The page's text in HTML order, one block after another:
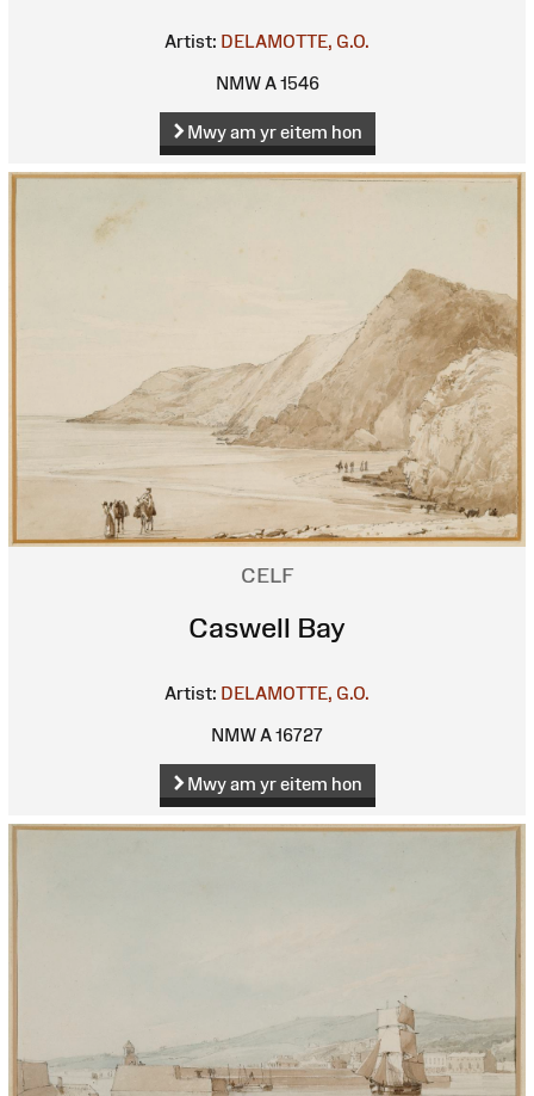
Artist: DELAMOTTE, G.O.
NMW A 1546
Mwy am yr eitem hon
CELF
Caswell Bay
Artist: DELAMOTTE, G.O.
NMW A 16727
Mwy am yr eitem hon